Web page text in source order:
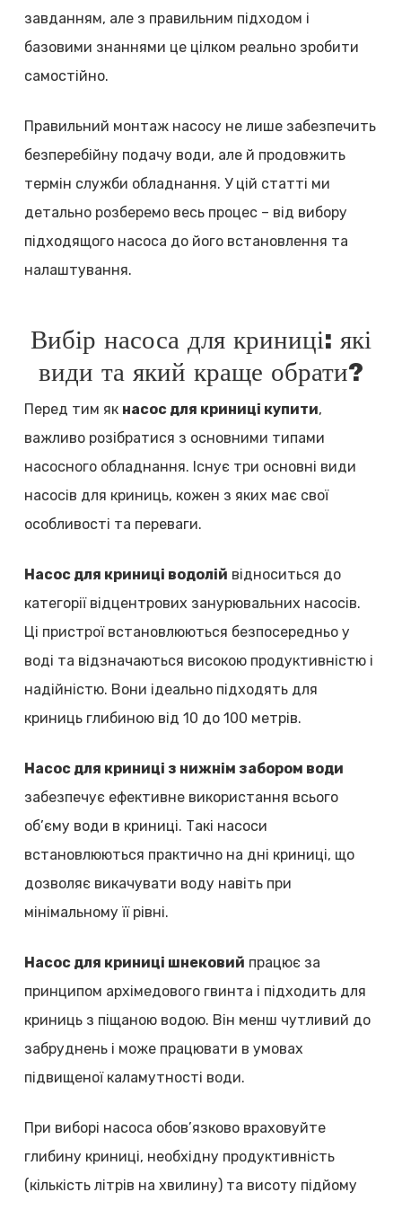
завданням, але з правильним підходом і
базовими знаннями це цілком реально зробити
самостійно.
Правильний монтаж насосу не лише забезпечить
безперебійну подачу води, але й продовжить
термін служби обладнання. У цій статті ми
детально розберемо весь процес – від вибору
підходящого насоса до його встановлення та
налаштування.
Вибір насоса для криниці: які
види та який краще обрати?
Перед тим як насос для криниці купити,
важливо розібратися з основними типами
насосного обладнання. Існує три основні види
насосів для криниць, кожен з яких має свої
особливості та переваги.
Насос для криниці водолій відноситься до
категорії відцентрових занурювальних насосів.
Ці пристрої встановлюються безпосередньо у
воді та відзначаються високою продуктивністю і
надійністю. Вони ідеально підходять для
криниць глибиною від 10 до 100 метрів.
Насос для криниці з нижнім забором води
забезпечує ефективне використання всього
об’єму води в криниці. Такі насоси
встановлюються практично на дні криниці, що
дозволяє викачувати воду навіть при
мінімальному її рівні.
Насос для криниці шнековий працює за
принципом архімедового гвинта і підходить для
криниць з піщаною водою. Він менш чутливий до
забруднень і може працювати в умовах
підвищеної каламутності води.
При виборі насоса обов’язково враховуйте
глибину криниці, необхідну продуктивність
(кількість літрів на хвилину) та висоту підйому